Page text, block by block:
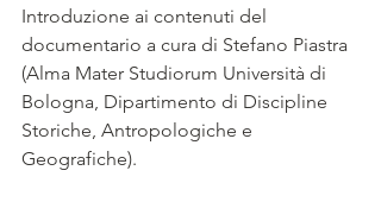
Introduzione ai contenuti del
documentario a cura di Stefano Piastra
(Alma Mater Studiorum Università di
Bologna, Dipartimento di Discipline
Storiche, Antropologiche e
Geografiche).